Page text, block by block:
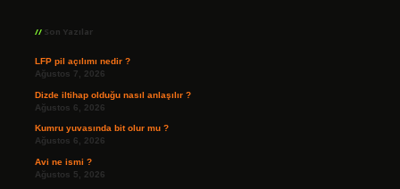
Son Yazılar
LFP pil açılımı nedir ?
Ağustos 7, 2026
Dizde iltihap olduğu nasıl anlaşılır ?
Ağustos 6, 2026
Kumru yuvasında bit olur mu ?
Ağustos 6, 2026
Avi ne ismi ?
Ağustos 5, 2026